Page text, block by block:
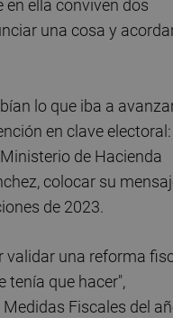
ella conviven dos
una cosa y
lo que iba a
en clave electoral:
de Hacienda
colocar su
de 2023.
una reforma
tenía que hacer",
Fiscales del